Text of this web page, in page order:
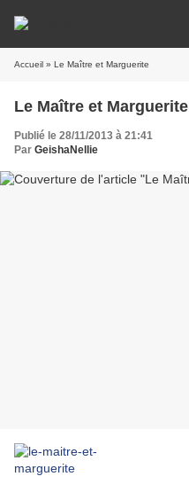
Accueil » Le Maître et Marguerite
Le Maître et Marguerite
Publié le 28/11/2013 à 21:41
Par GeishaNellie